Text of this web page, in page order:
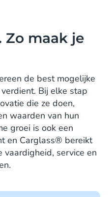
Zo maak je
de best mogelijke
Bij elke stap
die ze doen,
waarden van hun
groei is ook een
en Carglass® bereikt
service en